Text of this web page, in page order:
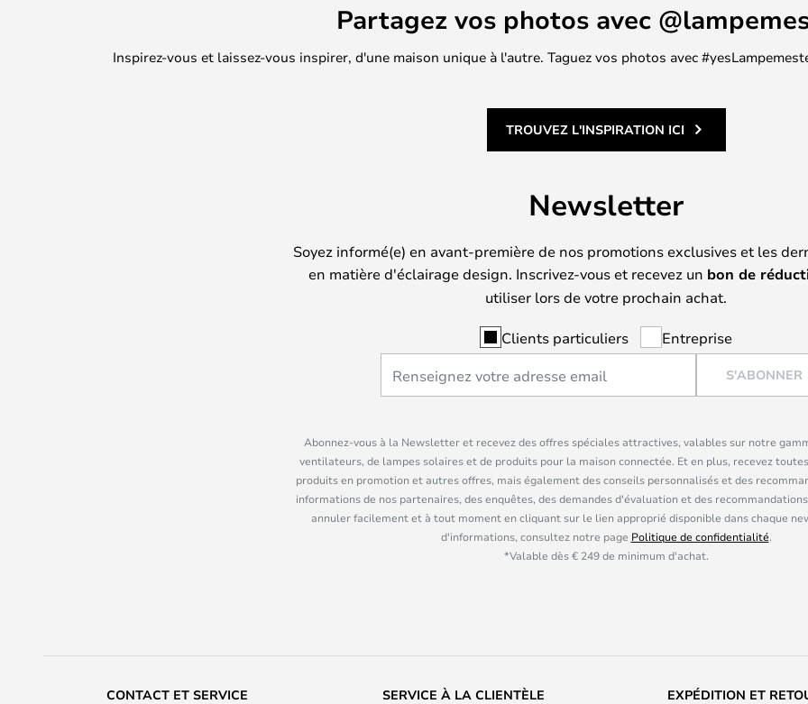
Partagez vos photos avec
Inspirez-vous et laissez-vous inspirer, d'une maison unique à l'autre. Taguez vos photos avec
TROUVEZ L'INSPIRATION ICI
Newsletter
Soyez informé(e) en avant-première de nos promotions exclusives et les
en matière d'éclairage design. Inscrivez-vous et recevez un bon de
utiliser lors de votre prochain achat.
Clients particuliers Entreprise
S'ABONNER
Abonnez-vous à la Newsletter et recevez des offres spéciales attractives, valables sur notre
ventilateurs, de lampes solaires et de produits pour la maison connectée. Et en plus, recevez
produits en promotion et autres offres, mais également des conseils personnalisés et des
informations de nos partenaires, des enquêtes, des demandes d'évaluation et des
annuler facilement et à tout moment en cliquant sur le lien approprié disponible dans chaque
d'informations, consultez notre page Politique de confidentialité.
*Valable dès € 249 de minimum d'achat.
CONTACT ET SERVICE SERVICE À LA CLIENTÈLE EXPÉDITION ET